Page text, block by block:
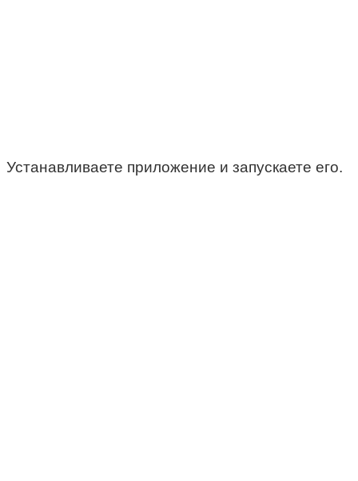
Устанавливаете приложение и запускаете его.